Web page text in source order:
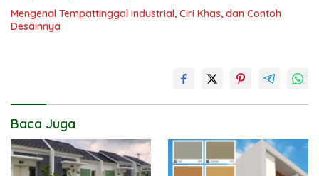
Mengenal Tempattinggal Industrial, Ciri Khas, dan Contoh
Desainnya
Baca Juga